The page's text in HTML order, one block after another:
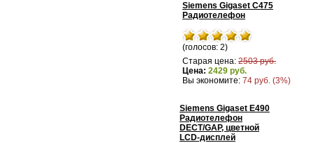
Siemens Gigaset C475
Радиотелефон
(голосов: 2)
Старая цена: 2503 руб.
Цена: 2429 руб.
Вы экономите: 74 руб. (3%)
Siemens Gigaset E490
Радиотелефон
DECT/GAP, цветной
LCD-дисплей